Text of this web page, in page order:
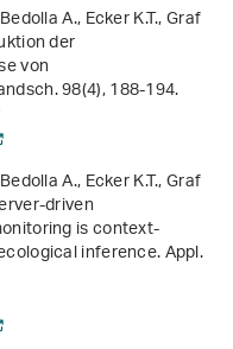
A., Ecker K.T., Graf
der
von
98(4), 188-194.
A., Ecker K.T., Graf
is context‐
inference. Appl.